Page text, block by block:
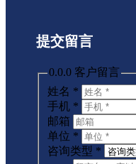
提交留言
0.0.0 客户留言
姓名 *
手机 *
邮箱
单位 *
咨询类型 *